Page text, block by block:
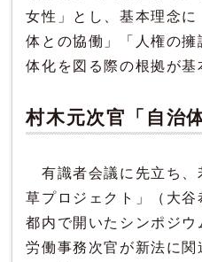
女性」とし、基本理念に
体との協働」「人権の
体化を図る際の根拠が基
村木元次官「自治
有識者会議に先立ち、
草プロジェクト」（大
都内で開いたシンポジ
労働事務次官が新法に